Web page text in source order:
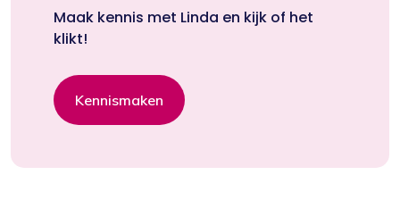
Maak kennis met Linda en kijk of het
klikt!
Kennismaken